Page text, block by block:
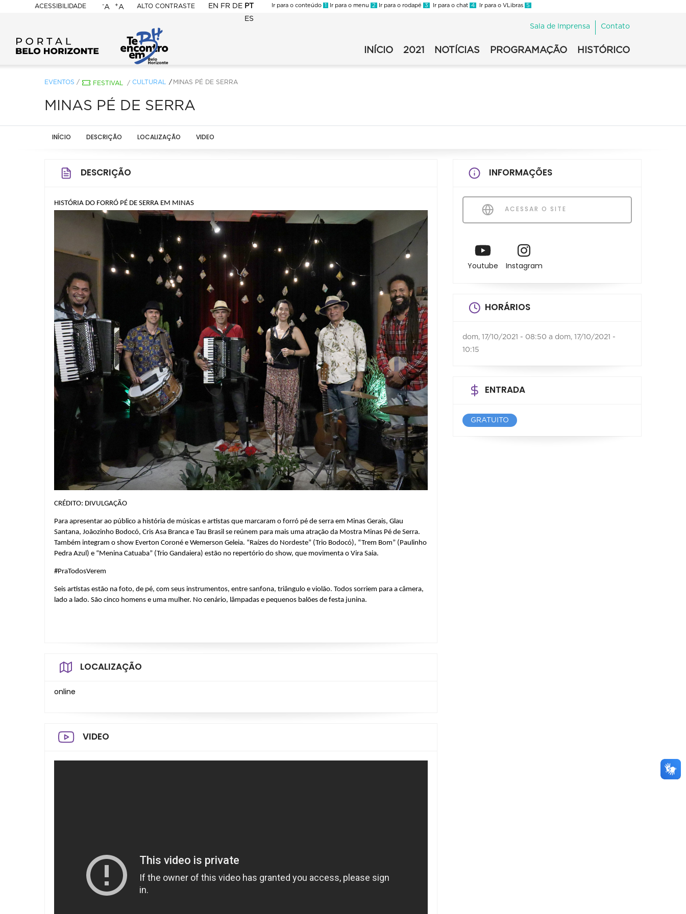
ACESSIBILIDADE
BELO
HORIZONTE
-A +A ALTO CONTRASTE EN FR DE PT
ES
Ir para o conteúdo 1 Ir para o menu 2 Ir para o rodapé 3 Ir para o chat 4 Ir para o VLibras 5
Sala de Imprensa Contato
INÍCIO 2021 NOTÍCIAS PROGRAMAÇÃO HISTÓRICO
EVENTOS / FESTIVAL / CULTURAL MINAS PÉ DE SERRA
MINAS PÉ DE SERRA
INÍCIO DESCRIÇÃO LOCALIZAÇÃO VIDEO
DESCRIÇÃO
HISTÓRIA DO FORRÓ PÉ DE SERRA EM MINAS
CRÉDITO: DIVULGAÇÃO
Para apresentar ao público a história de músicas e artistas que marcaram o forró pé de serra em Minas Gerais, Glau
Santana, Joãozinho Bodocó, Cris Asa Branca e Tau Brasil se reúnem para mais uma atração da Mostra Minas Pé de Serra.
Também integram o show Everton Coroné e Wemerson Geleia. “Raízes do Nordeste” (Trio Bodocó), “Trem Bom” (Paulinho
Pedra Azul) e “Menina Catuaba” (Trio Gandaiera) estão no repertório do show, que movimenta o Vira Saia.
#PraTodosVerem
Seis artistas estão na foto, de pé, com seus instrumentos, entre sanfona, triângulo e violão. Todos sorriem para a câmera,
lado a lado. São cinco homens e uma mulher. No cenário, lâmpadas e pequenos balões de festa junina.
LOCALIZAÇÃO
online
VIDEO
INFORMAÇÕES
ACESSAR O SITE
Youtube Instagram
HORÁRIOS
dom, 17/10/2021 - 08:50 a dom, 17/10/2021 -
10:15
ENTRADA
GRATUITO